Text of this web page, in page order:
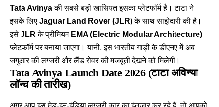
Tata Avinyaकी सबसे बड़ी खासियत इसका प्लेटफॉर्म है। टाटा ने
इसके लिए Jaguar Land Rover (JLR)के साथ साझेदारी की है।
इसे JLRके प्रीमियम EMA (Electric Modular Architecture)
प्लेटफॉर्म पर बनाया जाएगा। यानी, इस भारतीय गाड़ी के डीएनए में अब
जगुआर की लग्जरी और लैंड रोवर की मजबूती देखने को मिलेगी।
Tata Avinya Launch Date 2026(टाटा अविन्या
लॉन्च की तारीख)